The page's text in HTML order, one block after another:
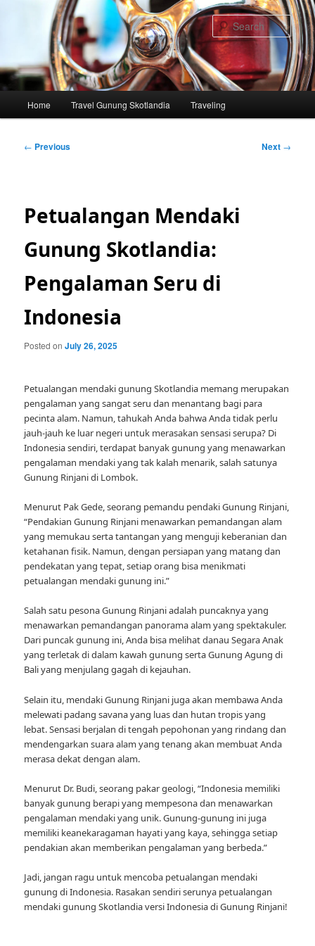
Home Travel Gunung Skotlandia Traveling
Post
← Previous Next →
Petualangan Mendaki
Gunung Skotlandia:
Pengalaman Seru di
Indonesia
Posted onJuly 26, 2025
Petualangan mendaki gunung Skotlandia memang merupakan
pengalaman yang sangat seru dan menantang bagi para
pecinta alam. Namun, tahukah Anda bahwa Anda tidak perlu
jauh-jauh ke luar negeri untuk merasakan sensasi serupa? Di
Indonesia sendiri, terdapat banyak gunung yang menawarkan
pengalaman mendaki yang tak kalah menarik, salah satunya
Gunung Rinjani di Lombok.
Menurut Pak Gede, seorang pemandu pendaki Gunung Rinjani,
“Pendakian Gunung Rinjani menawarkan pemandangan alam
yang memukau serta tantangan yang menguji keberanian dan
ketahanan fisik. Namun, dengan persiapan yang matang dan
pendekatan yang tepat, setiap orang bisa menikmati
petualangan mendaki gunung ini.”
Salah satu pesona Gunung Rinjani adalah puncaknya yang
menawarkan pemandangan panorama alam yang spektakuler.
Dari puncak gunung ini, Anda bisa melihat danau Segara Anak
yang terletak di dalam kawah gunung serta Gunung Agung di
Bali yang menjulang gagah di kejauhan.
Selain itu, mendaki Gunung Rinjani juga akan membawa Anda
melewati padang savana yang luas dan hutan tropis yang
lebat. Sensasi berjalan di tengah pepohonan yang rindang dan
mendengarkan suara alam yang tenang akan membuat Anda
merasa dekat dengan alam.
Menurut Dr. Budi, seorang pakar geologi, “Indonesia memiliki
banyak gunung berapi yang mempesona dan menawarkan
pengalaman mendaki yang unik. Gunung-gunung ini juga
memiliki keanekaragaman hayati yang kaya, sehingga setiap
pendakian akan memberikan pengalaman yang berbeda.”
Jadi, jangan ragu untuk mencoba petualangan mendaki
gunung di Indonesia. Rasakan sendiri serunya petualangan
mendaki gunung Skotlandia versi Indonesia di Gunung Rinjani!